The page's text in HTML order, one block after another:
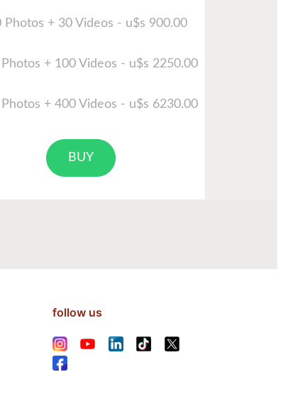
Photos + 30 Videos - u$s 900.00
+ 100 Videos - u$s 2250.00
+ 400 Videos - u$s 6230.00
BUY
follow us